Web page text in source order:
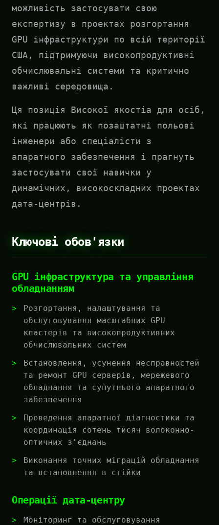
можливість застосувати свою
експертизу в проектах розгортання
GPU інфраструктури по всій території
США, підтримуючи високопродуктивні
обчислювальні системи та критично
важливі середовища.
Ця позиція Високої якостіа для осіб,
які працюють як позаштатні польові
інженери або спеціалісти з
апаратного забезпечення і прагнуть
застосувати свої навички у
динамічних, високоскладних проектах
дата-центрів.
Ключові обов'язки
GPU інфраструктура та управління
обладнанням
Розгортання, налаштування та
обслуговування масштабних GPU
кластерів та високопродуктивних
обчислювальних систем
Встановлення, усунення несправностей
та ремонт GPU серверів, мережевого
обладнання та супутнього апаратного
забезпечення
Проведення апаратної діагностики та
координація сотень тисяч волоконно-
оптичних з'єднань
Виконання точних міграцій обладнання
та встановлення в стійки
Операції дата-центру
Моніторинг та обслуговування